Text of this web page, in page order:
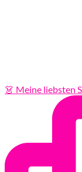
👗 Meine liebsten